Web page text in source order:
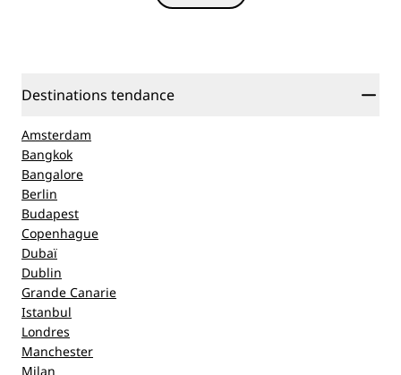
Destinations tendance
Amsterdam
Bangkok
Bangalore
Berlin
Budapest
Copenhague
Dubaï
Dublin
Grande Canarie
Istanbul
Londres
Manchester
Milan